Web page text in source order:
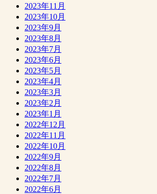
2023年11月
2023年10月
2023年9月
2023年8月
2023年7月
2023年6月
2023年5月
2023年4月
2023年3月
2023年2月
2023年1月
2022年12月
2022年11月
2022年10月
2022年9月
2022年8月
2022年7月
2022年6月